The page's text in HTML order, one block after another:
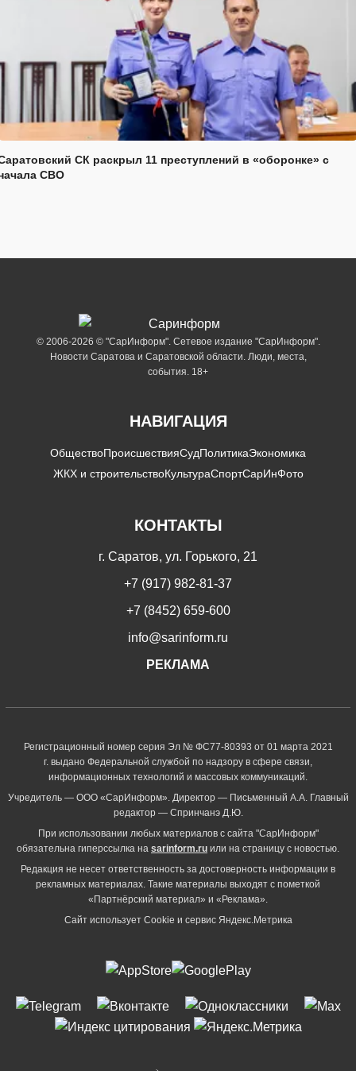
СК раскрыл 11 преступлений в «оборонке» с
СВО
© 2006-2026 © "СарИнформ". Сетевое издание "СарИнформ".
Новости Саратова и Саратовской области. Люди, места,
события. 18+
НАВИГАЦИЯ
ОбществоПроисшествияСудПолитикаЭкономика
ЖКХ и строительствоКультураСпортСарИнФото
КОНТАКТЫ
г. Саратов, ул. Горького, 21
+7 (917) 982-81-37
+7 (8452) 659-600
info@sarinform.ru
РЕКЛАМА
Регистрационный номер серия Эл № ФС77-80393 от 01 марта 2021
г. выдано Федеральной службой по надзору в сфере связи,
информационных технологий и массовых коммуникаций.
Учредитель — ООО «СарИнформ». Директор — Письменный А.А. Главный
редактор — Спринчанэ Д.Ю.
При использовании любых материалов с сайта "СарИнформ"
обязательна гиперссылка на sarinform.ru или на страницу с новостью.
Редакция не несет ответственность за достоверность информации в
рекламных материалах. Такие материалы выходят с пометкой
«Партнёрский материал» и «Реклама».
Сайт использует Cookie и сервиc Яндекс.Метрика